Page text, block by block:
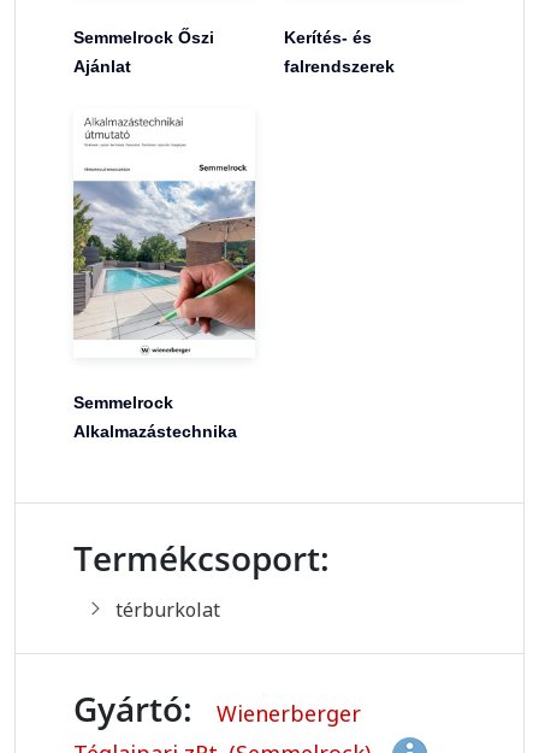
Semmelrock Őszi
Ajánlat
Kerítés- és
falrendszerek
Semmelrock
Alkalmazástechnika
Termékcsoport:
térburkolat
Gyártó:
Wienerberger